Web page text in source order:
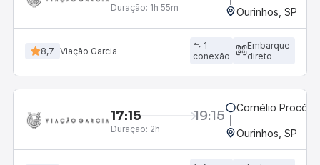
Duração: 1h 55m Ourinhos, SP
8,7 Viação Garcia
1
conexão
Embarque
direto
17:15 19:15
Duração: 2h
Cornélio
Ourinhos, SP